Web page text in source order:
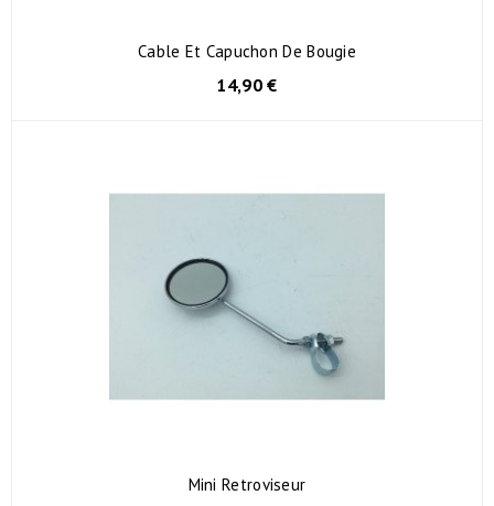
Cable Et Capuchon De Bougie
14,90 €
Mini Retroviseur